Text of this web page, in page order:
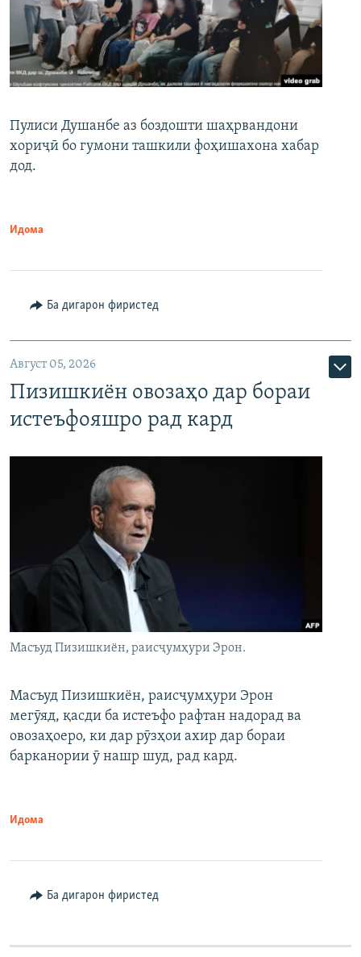
Пулиси Душанбе аз боздошти шаҳрвандони
хориҷӣ бо гумони ташкили фоҳишахона хабар
дод.
Идома
Ба дигарон фиристед
Август 05, 2026
Пизишкиён овозаҳо дар бораи
истеъфояшро рад кард
Масъуд Пизишкиён, раисҷумҳури Эрон.
Масъуд Пизишкиён, раисҷумҳури Эрон
мегӯяд, қасди ба истеъфо рафтан надорад ва
овозаҳоеро, ки дар рӯзҳои ахир дар бораи
барканории ӯ нашр шуд, рад кард.
Идома
Ба дигарон фиристед